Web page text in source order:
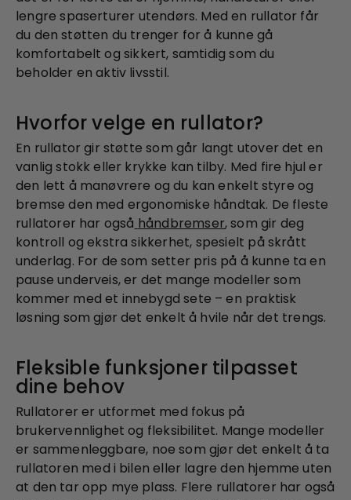
lengre spaserturer utendørs. Med en rullator får
du den støtten du trenger for å kunne gå
komfortabelt og sikkert, samtidig som du
beholder en aktiv livsstil.
Hvorfor velge en rullator?
En rullator gir støtte som går langt utover det en
vanlig stokk eller krykke kan tilby. Med fire hjul er
den lett å manøvrere og du kan enkelt styre og
bremse den med ergonomiske håndtak. De fleste
rullatorer har også håndbremser, som gir deg
kontroll og ekstra sikkerhet, spesielt på skrått
underlag. For de som setter pris på å kunne ta en
pause underveis, er det mange modeller som
kommer med et innebygd sete – en praktisk
løsning som gjør det enkelt å hvile når det trengs.
Fleksible funksjoner tilpasset
dine behov
Rullatorer er utformet med fokus på
brukervennlighet og fleksibilitet. Mange modeller
er sammenleggbare, noe som gjør det enkelt å ta
rullatoren med i bilen eller lagre den hjemme uten
at den tar opp mye plass. Flere rullatorer har også